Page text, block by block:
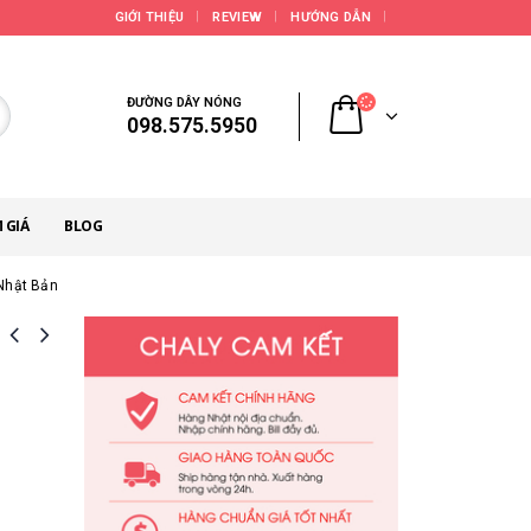
GIỚI THIỆU REVIEW HƯỚNG DẪN
ĐƯỜNG DÂY NÓNG
098.575.5950
GIÁ BLOG
Bản